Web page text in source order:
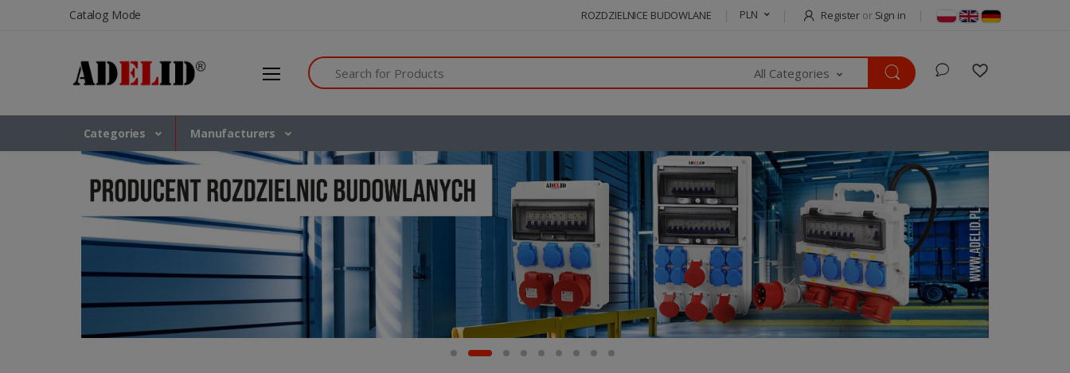
Catalog Mode ROZDZIELNICE BUDOWLANE PLN Register orSign in
Search
All Categories
Categories Manufacturers